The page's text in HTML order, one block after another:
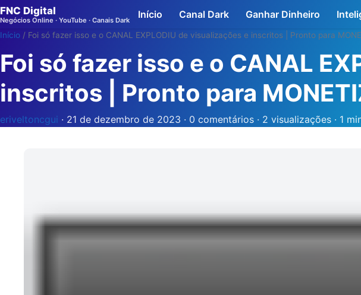
FNC Digital
Negócios Online · YouTube · Canais Dark Início Canal Dark Ganhar Dinheiro
Início / Foi só fazer isso e o CANAL EXPLODIU de visualizações e inscritos | Pronto para
Foi só fazer isso e o CANAL
inscritos | Pronto para
eriveltoncgui · 21 de dezembro de 2023 · 0 comentários · 2 visualizações · 1